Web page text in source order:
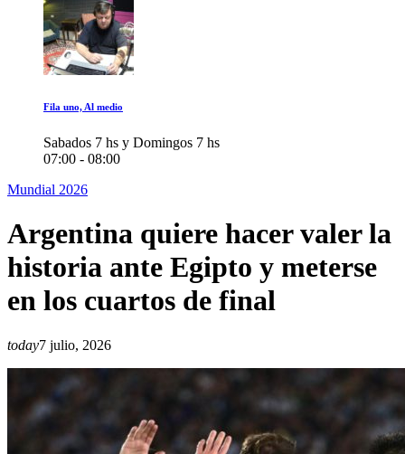
Fila uno, Al medio
Sabados 7 hs y Domingos 7 hs
07:00 - 08:00
Mundial 2026
Argentina quiere hacer valer la
historia ante Egipto y meterse
en los cuartos de final
today7 julio, 2026